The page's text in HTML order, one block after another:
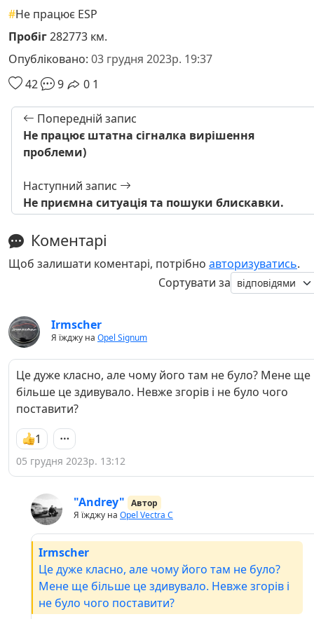
#Не працює ESP
Пробіг282773 км.
Опубліковано: 03 грудня 2023р. 19:37
42
9 0 1
Попередній запис
Не працює штатна сігналка вирішення
проблеми)
Наступний запис
Не приємна ситуація та пошуки блискавки.
Коментарі
Щоб залишати коментарі, потрібно авторизуватись.
Сортувати за
Irmscher
Я їжджу на Opel Signum
Це дуже класно, але чому його там не було? Мене ще
більше це здивувало. Невже згорів і не було чого
поставити?
1
05 грудня 2023р. 13:12
"Andrey" Автор
Я їжджу на Opel Vectra C
Irmscher
Це дуже класно, але чому його там не було?
Мене ще більше це здивувало. Невже згорів і
не було чого поставити?